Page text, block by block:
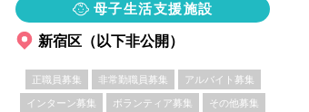
母子生活支援施設
新宿区（以下非公開）
正職員募集 非常勤職員募集 アルバイト募集
インターン募集 ボランティア募集 その他募集